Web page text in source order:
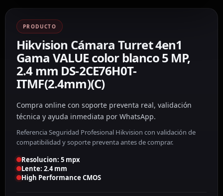
PRODUCTO
Hikvision Cámara Turret 4en1
Gama VALUE color blanco 5 MP,
2.4 mm DS-2CE76H0T-
ITMF(2.4mm)(C)
Compra online con soporte preventa real, validación
técnica y ayuda inmediata por WhatsApp.
Referencia Seguridad Profesional Hikvision con validación de
compatibilidad y soporte preventa antes de comprar.
Resolucion: 5 mpx
Lente: 2.4 mm
High Performance CMOS